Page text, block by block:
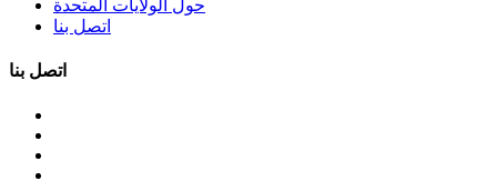
حول الولايات المتحدة
اتصل بنا
اتصل بنا